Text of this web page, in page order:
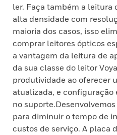
ler. Faça também a leitura
alta densidade com
maioria dos casos, isso
comprar leitores ópticos
a vantagem da leitura de
da sua classe do leitor
produtividade ao oferecer
atualizada, e
no
para diminuir o tempo de
custos de serviço. A placa